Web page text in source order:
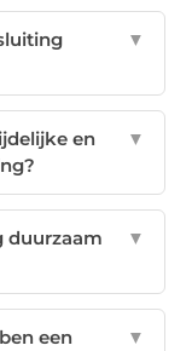
▼
en
▼
duurzaam
▼
een
▼